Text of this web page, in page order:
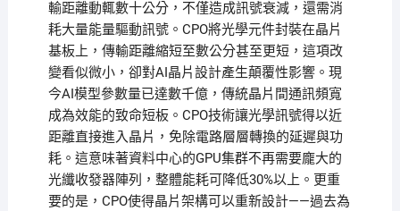
輸距離動輒數十公分，不僅造成訊號衰減，還需消
耗大量能量驅動訊號。CPO將光學元件封裝在晶片
基板上，傳輸距離縮短至數公分甚至更短，這項改
變看似微小，卻對AI晶片設計產生顛覆性影響。現
今AI模型參數量已達數千億，傳統晶片間通訊頻寬
成為效能的致命短板。CPO技術讓光學訊號得以近
距離直接進入晶片，免除電路層層轉換的延遲與功
耗。這意味著資料中心的GPU集群不再需要龐大的
光纖收發器陣列，整體能耗可降低30%以上。更重
要的是，CPO使得晶片架構可以重新設計——過去為